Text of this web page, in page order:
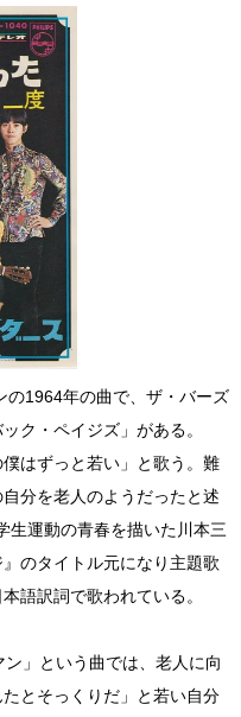
の1964年の曲で、ザ・バーズ
ク・ペイジズ」がある。
はずっと若い」と歌う。難
分を老人のようだったと述
生運動の青春を描いた川本三
のタイトル元になり主題歌
語訳詞で歌われている。
」という曲では、老人に向
とそっくりだ」と若い自分